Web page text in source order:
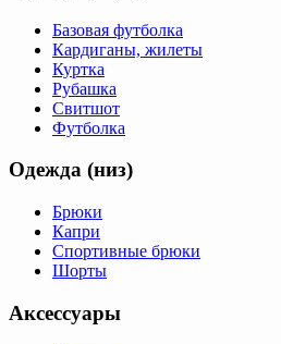
Базовая футболка
Кардиганы, жилеты
Куртка
Рубашка
Свитшот
Футболка
Одежда (низ)
Брюки
Капри
Спортивные брюки
Шорты
Аксессуары